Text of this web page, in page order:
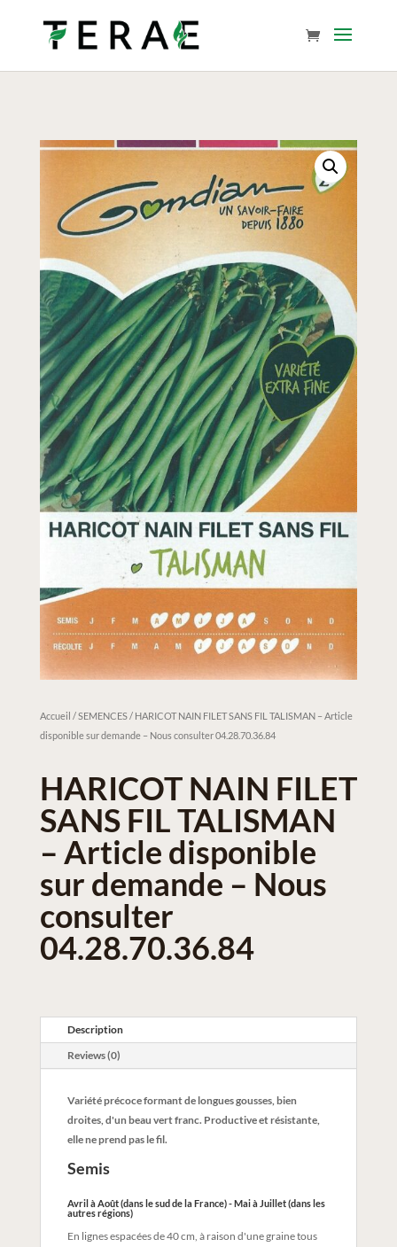
Accueil /SEMENCES/ HARICOT NAIN FILET SANS FIL TALISMAN – Article
disponible sur demande – Nous consulter 04.28.70.36.84
HARICOT NAIN FILET
SANS FIL TALISMAN
– Article disponible
sur demande – Nous
consulter
04.28.70.36.84
Description
Reviews (0)
Variété précoce formant de longues gousses, bien
droites, d'un beau vert franc. Productive et résistante,
elle ne prend pas le fil.
Semis
Avril à Août (dans le sud de la France) - Mai à Juillet (dans les
autres régions)
En lignes espacées de 40 cm, à raison d'une graine tous